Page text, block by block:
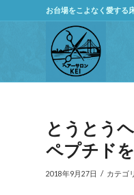
お台場をこよなく愛する
とうとう
ペプチド
2018年9月27日 / カテゴ